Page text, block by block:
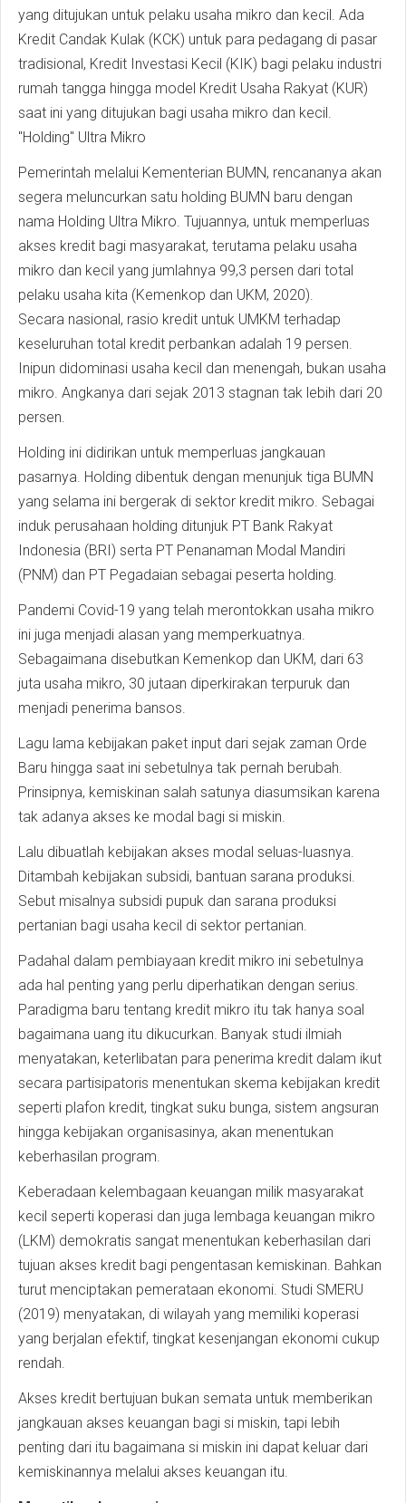
yang ditujukan untuk pelaku usaha mikro dan kecil. Ada
Kredit Candak Kulak (KCK) untuk para pedagang di pasar
tradisional, Kredit Investasi Kecil (KIK) bagi pelaku industri
rumah tangga hingga model Kredit Usaha Rakyat (KUR)
saat ini yang ditujukan bagi usaha mikro dan kecil.
"Holding" Ultra Mikro
Pemerintah melalui Kementerian BUMN, rencananya akan
segera meluncurkan satu holding BUMN baru dengan
nama Holding Ultra Mikro. Tujuannya, untuk memperluas
akses kredit bagi masyarakat, terutama pelaku usaha
mikro dan kecil yang jumlahnya 99,3 persen dari total
pelaku usaha kita (Kemenkop dan UKM, 2020).
Secara nasional, rasio kredit untuk UMKM terhadap
keseluruhan total kredit perbankan adalah 19 persen.
Inipun didominasi usaha kecil dan menengah, bukan usaha
mikro. Angkanya dari sejak 2013 stagnan tak lebih dari 20
persen.
Holding ini didirikan untuk memperluas jangkauan
pasarnya. Holding dibentuk dengan menunjuk tiga BUMN
yang selama ini bergerak di sektor kredit mikro. Sebagai
induk perusahaan holding ditunjuk PT Bank Rakyat
Indonesia (BRI) serta PT Penanaman Modal Mandiri
(PNM) dan PT Pegadaian sebagai peserta holding.
Pandemi Covid-19 yang telah merontokkan usaha mikro
ini juga menjadi alasan yang memperkuatnya.
Sebagaimana disebutkan Kemenkop dan UKM, dari 63
juta usaha mikro, 30 jutaan diperkirakan terpuruk dan
menjadi penerima bansos.
Lagu lama kebijakan paket input dari sejak zaman Orde
Baru hingga saat ini sebetulnya tak pernah berubah.
Prinsipnya, kemiskinan salah satunya diasumsikan karena
tak adanya akses ke modal bagi si miskin.
Lalu dibuatlah kebijakan akses modal seluas-luasnya.
Ditambah kebijakan subsidi, bantuan sarana produksi.
Sebut misalnya subsidi pupuk dan sarana produksi
pertanian bagi usaha kecil di sektor pertanian.
Padahal dalam pembiayaan kredit mikro ini sebetulnya
ada hal penting yang perlu diperhatikan dengan serius.
Paradigma baru tentang kredit mikro itu tak hanya soal
bagaimana uang itu dikucurkan. Banyak studi ilmiah
menyatakan, keterlibatan para penerima kredit dalam ikut
secara partisipatoris menentukan skema kebijakan kredit
seperti plafon kredit, tingkat suku bunga, sistem angsuran
hingga kebijakan organisasinya, akan menentukan
keberhasilan program.
Keberadaan kelembagaan keuangan milik masyarakat
kecil seperti koperasi dan juga lembaga keuangan mikro
(LKM) demokratis sangat menentukan keberhasilan dari
tujuan akses kredit bagi pengentasan kemiskinan. Bahkan
turut menciptakan pemerataan ekonomi. Studi SMERU
(2019) menyatakan, di wilayah yang memiliki koperasi
yang berjalan efektif, tingkat kesenjangan ekonomi cukup
rendah.
Akses kredit bertujuan bukan semata untuk memberikan
jangkauan akses keuangan bagi si miskin, tapi lebih
penting dari itu bagaimana si miskin ini dapat keluar dari
kemiskinannya melalui akses keuangan itu.